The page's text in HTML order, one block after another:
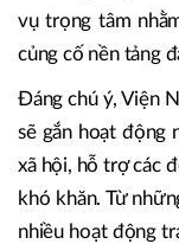
vụ trọng tâm
củng cố nền tảng
Đáng chú ý, Viện
sẽ gắn hoạt động
xã hội, hỗ trợ các
khó khăn. Từ
nhiều hoạt động